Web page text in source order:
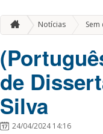
Notícias
de
Silva
24/04/2024 14:16